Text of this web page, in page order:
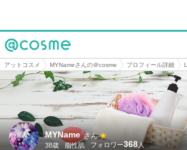
@cosme
アットコスメ MYNameさんの＠cosme プロフィール詳細
MYName さん
38歳 脂性肌 368